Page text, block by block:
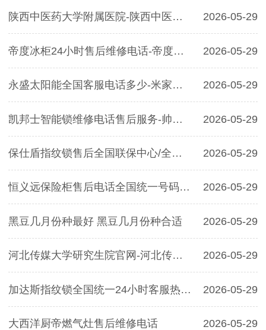
陕西中医药大学附属医院-陕西中医药大学 2026-05-29
帝度冰柜24小时售后维修电话-帝度冰柜排名第几 2026-05-29
永盛太阳能全国客服电话多少-米家燃气灶 2026-05-29
凯邦士智能锁维修电话售后服务-帅邦厨卫电器售后热线 2026-05-29
保仕盾指纹锁售后全国联保中心/全国各点附近服务电话热线 2026-05-29
恒义远保险柜售后电话全国统一号码-恒义远保险柜售后服务维修电话 2026-05-29
黑豆几月份种最好 黑豆几月份种合适 2026-05-29
河北传媒大学研究生院官网-河北传媒大学 2026-05-29
加达斯指纹锁全国统一24小时客服热线-全国加达斯维修点 2026-05-29
大西洋厨帝燃气灶售后维修电话 2026-05-29